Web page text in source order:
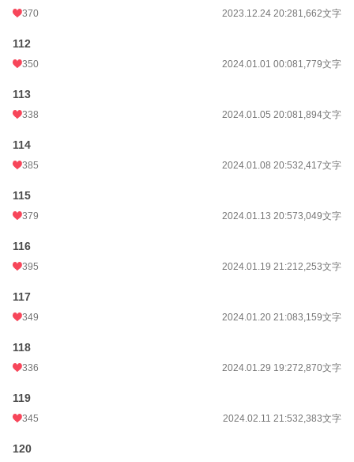
370 2023.12.24 20:281,662文字
112
350 2024.01.01 00:081,779文字
113
338 2024.01.05 20:081,894文字
114
385 2024.01.08 20:532,417文字
115
379 2024.01.13 20:573,049文字
116
395 2024.01.19 21:212,253文字
117
349 2024.01.20 21:083,159文字
118
336 2024.01.29 19:272,870文字
119
345 2024.02.11 21:532,383文字
120